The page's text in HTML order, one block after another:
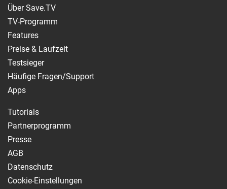
Über Save.TV
TV-Programm
Features
Preise & Laufzeit
Testsieger
Häufige Fragen/Support
Apps
Tutorials
Partnerprogramm
Presse
AGB
Datenschutz
Cookie-Einstellungen